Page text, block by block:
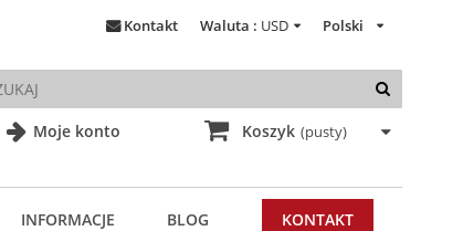
Moje konto
Polski
Waluta : USD
Kontakt
Koszyk (pusty)
INFORMACJE BLOG KONTAKT